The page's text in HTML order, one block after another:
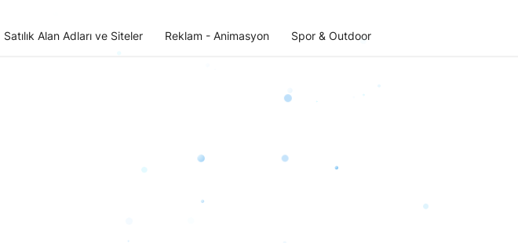
Satılık Alan Adları ve Siteler Reklam - Animasyon Spor & Outdoor